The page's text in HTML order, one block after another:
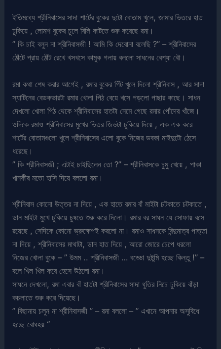
ইতিমধ্যে শ্রীনিবাসের সাদা শার্টের বুকের দুটো বোতাম খুলে, জামার ভিতরে হাত
ঢুকিয়ে , লোমশ বুকের চুলে বিলি কাটতে শুরু করেছে রমা।
” কি চাই বলুন না শ্রীনিবাসজী ! আমি কি দেবোনা বলেছি ?” – শ্রীনিবাসের
ঠোঁটে প্রায় ঠোঁট রেখে খসখসে কামুক গলায় বললো সাধনের বেশ্যা বৌ।
রমা কথা শেষ করার আগেই , রমার বুকের গিঁট খুলে দিলো শ্রীনিবাস , আর সাদা
স্যাটিনের বেডকভারটা রমার খোলা পিঠ বেয়ে খসে পড়লো পাছার কাছে। সাধন
দেখলো খোলা পিঠ থেকে শ্রীনিবাসের হাতটা নেমে গেছে রমার পোঁদের খাঁজে।
ওদিকে রমাও শ্রীনিবাসের মুখের ভিতর জিভটা ঢুকিয়ে দিয়ে , এক এক করে
শার্টের বোতামগুলো খুলে শ্রীনিবাসের এলো বুকে নিজের ডবকা মাইদুটো ঠেসে
ধরেছে।
” কি শ্রীনিবাসজী ; এটাই চাইছিলেন তো ?” – শ্রীনিবাসকে চুমু খেয়ে , পাকা
খানকীর মতো হাসি দিয়ে বললো রমা।
শ্রীনিবাস কোনো উত্তর না দিয়ে , এক হাতে রমার বাঁ মাইটা চটকাতে চটকাতে ,
ডান মাইটা মুখে ঢুকিয়ে চুষতে শুরু করে দিলো। রমার বর সাধন যে সোফায় বসে
রয়েছে , সেদিকে কোনো ভ্রুক্ষেপই করলো না। রমাও সাধনকে বিন্দুমাত্র পাত্তা
না দিয়ে , শ্রীনিবাসের মাথাটা, ডান হাত দিয়ে , আরো জোরে চেপে ধরলো
নিজের খোলা বুকে – ” উমম .. শ্রীনিবাসজী … বড্ডো দুষ্টুমি হচ্ছে কিন্তু !” –
বলে খিল খিল করে হেসে উঠলো রমা।
সাধনে দেখলো, রমা এবার বাঁ হাতটা শ্রীনিবাসের সাদা ধুতির নিচে ঢুকিয়ে বাঁড়া
কচলাতে শুরু করে দিয়েছে।
” বিছানায় চলুন না শ্রীনিবাসজী ” – রমা বললো – ” এখানে আপনার অসুবিধে
হচ্ছে বোধহয় “